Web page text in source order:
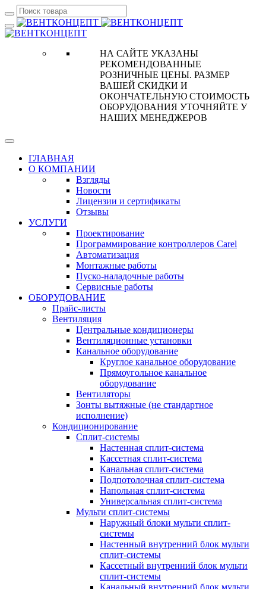
НА САЙТЕ УКАЗАНЫ
РЕКОМЕНДОВАННЫЕ
РОЗНИЧНЫЕ ЦЕНЫ. РАЗМЕР
ВАШЕЙ СКИДКИ И
ОКОНЧАТЕЛЬНУЮ СТОИМОСТЬ
ОБОРУДОВАНИЯ УТОЧНЯЙТЕ У
НАШИХ МЕНЕДЖЕРОВ
ГЛАВНАЯ
О КОМПАНИИ
Взгляды
Новости
Лицензии и сертификаты
Отзывы
УСЛУГИ
Проектирование
Программирование контроллеров Carel
Автоматизация
Монтажные работы
Пуско-наладочные работы
Сервисные работы
ОБОРУДОВАНИЕ
Прайс-листы
Вентиляция
Центральные кондиционеры
Вентиляционные установки
Канальное оборудование
Круглое канальное оборудование
Прямоугольное канальное
оборудование
Вентиляторы
Зонты вытяжные (не стандартное
исполнение)
Кондиционирование
Сплит-системы
Настенная сплит-система
Кассетная сплит-система
Канальная сплит-система
Подпотолочная сплит-система
Напольная сплит-система
Универсальная сплит-система
Мульти сплит-системы
Наружный блоки мульти сплит-
системы
Настенный внутренний блок мульти
сплит-системы
Кассетный внутренний блок мульти
сплит-системы
Канальный внутренний блок мульти